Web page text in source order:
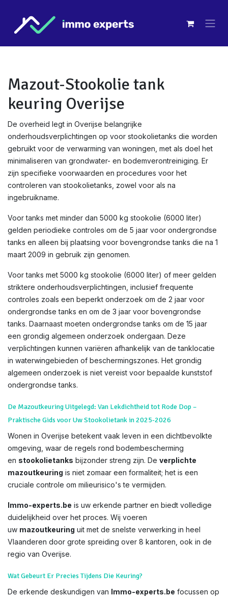
Mazout-Stookolie tank
keuring Overijse
De overheid legt in Overijse belangrijke
onderhoudsverplichtingen op voor stookolietanks die worden
gebruikt voor de verwarming van woningen, met als doel het
minimaliseren van grondwater- en bodemverontreiniging. Er
zijn specifieke voorwaarden en procedures voor het
controleren van stookolietanks, zowel voor als na
ingebruikname.
Voor tanks met minder dan 5000 kg stookolie (6000 liter)
gelden periodieke controles om de 5 jaar voor ondergrondse
tanks en alleen bij plaatsing voor bovengrondse tanks die na 1
maart 2009 in gebruik zijn genomen.
Voor tanks met 5000 kg stookolie (6000 liter) of meer gelden
striktere onderhoudsverplichtingen, inclusief frequente
controles zoals een beperkt onderzoek om de 2 jaar voor
ondergrondse tanks en om de 3 jaar voor bovengrondse
tanks. Daarnaast moeten ondergrondse tanks om de 15 jaar
een grondig algemeen onderzoek ondergaan. Deze
verplichtingen kunnen variëren afhankelijk van de tanklocatie
in waterwingebieden of beschermingszones. Het grondig
algemeen onderzoek is niet vereist voor bepaalde kunststof
ondergrondse tanks.
De Mazoutkeuring Uitgelegd: Van Lekdichtheid tot Rode Dop –
Praktische Gids voor Uw Stookolietank in 2025-2026
Wonen in Overijse betekent vaak leven in een dichtbevolkte
omgeving, waar de regels rond bodembescherming
en stookolietanks bijzonder streng zijn. De verplichte
mazoutkeuring is niet zomaar een formaliteit; het is een
cruciale controle om milieurisico's te vermijden.
Immo-experts.be is uw erkende partner en biedt volledige
duidelijkheid over het proces. Wij voeren
uw mazoutkeuring uit met de snelste verwerking in heel
Vlaanderen door grote spreiding over 8 kantoren, ook in de
regio van Overijse.
Wat Gebeurt Er Precies Tijdens Die Keuring?
De erkende deskundigen van Immo-experts.be focussen op